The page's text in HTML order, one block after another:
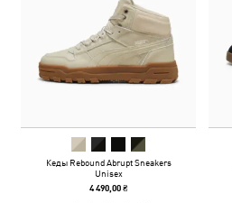
Кеды Rebound Abrupt Sneakers
Unisex
4 490,00 ₴